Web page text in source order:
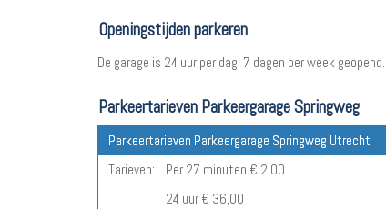
Openingstijden parkeren
De garage is 24 uur per dag, 7 dagen per week geopend.
Parkeertarieven Parkeergarage Springweg
Parkeertarieven Parkeergarage Springweg Utrecht
Tarieven:
Per 27 minuten € 2,00
24 uur € 36,00